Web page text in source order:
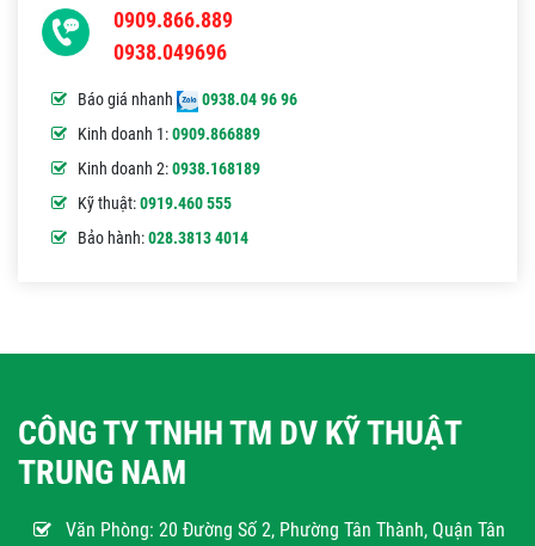
0909.866.889
0938.049696
Báo giá nhanh
0938.04 96 96
Kinh doanh 1:0909.866889
Kinh doanh 2:0938.168189
Kỹ thuật:0919.460 555
Bảo hành:028.3813 4014
CÔNG TY TNHH TM DV KỸ THUẬT
TRUNG NAM
Văn Phòng: 20 Đường Số 2, Phường Tân Thành, Quận Tân